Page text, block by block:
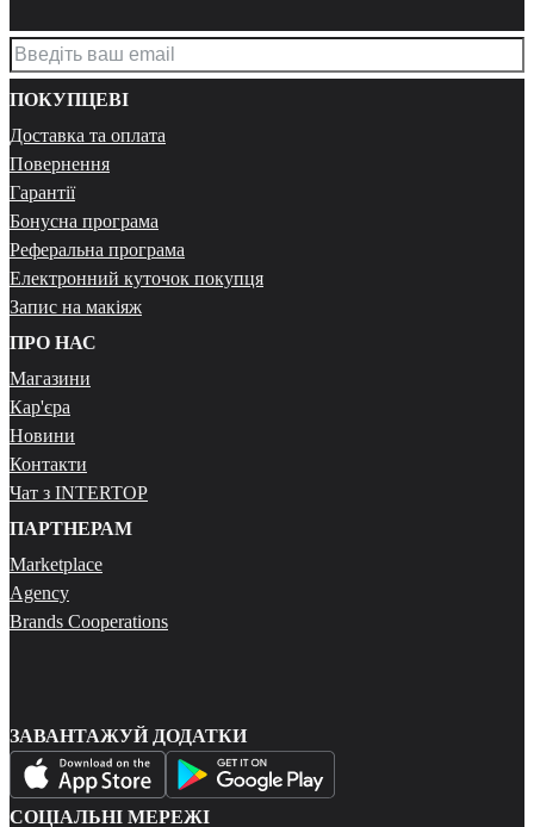
ПОКУПЦЕВІ
Доставка та оплата
Повернення
Гарантії
Бонусна програма
Реферальна програма
Електронний куточок покупця
Запис на макіяж
ПРО НАС
Магазини
Кар'єра
Новини
Контакти
Чат з INTERTOP
ПАРТНЕРАМ
Marketplace
Agency
Brands Cooperations
ЗАВАНТАЖУЙ ДОДАТКИ
СОЦІАЛЬНІ МЕРЕЖІ